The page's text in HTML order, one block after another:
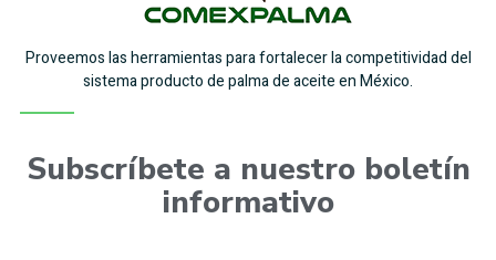
Proveemos las herramientas para fortalecer la competitividad del
sistema producto de palma de aceite en México.
Subscríbete a nuestro boletín
informativo